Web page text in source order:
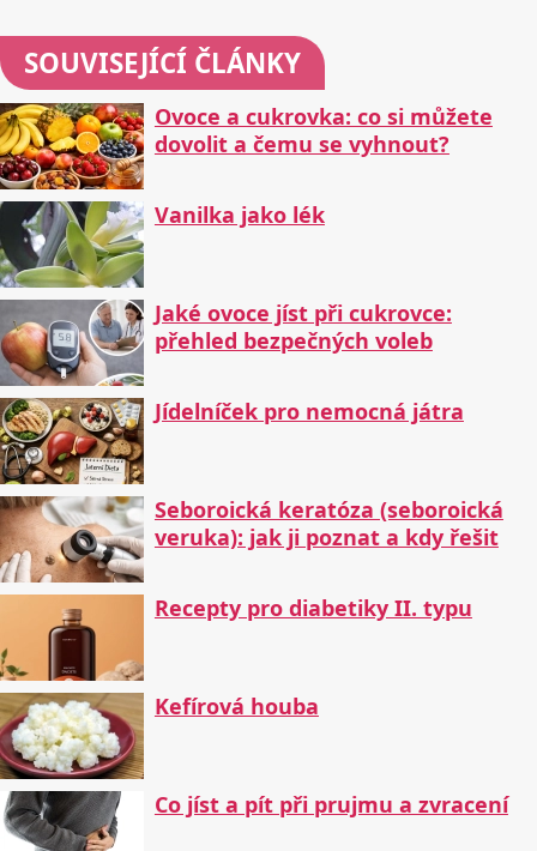
SOUVISEJÍCÍ ČLÁNKY
Ovoce a cukrovka: co si můžete
dovolit a čemu se vyhnout?
Vanilka jako lék
Jaké ovoce jíst při cukrovce:
přehled bezpečných voleb
Jídelníček pro nemocná játra
Seboroická keratóza (seboroická
veruka): jak ji poznat a kdy řešit
Recepty pro diabetiky II. typu
Kefírová houba
Co jíst a pít při prujmu a zvracení